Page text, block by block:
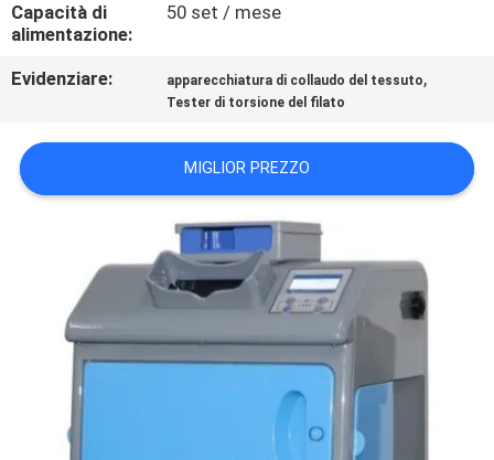
UNA
CITAZIONE
VR
SHOW
PRIVACY
POLICY
Capacità di
alimentazione:
50 set / mese
Evidenziare: apparecchiatura di collaudo del tessuto,
Tester di torsione del filato
MIGLIOR PREZZO